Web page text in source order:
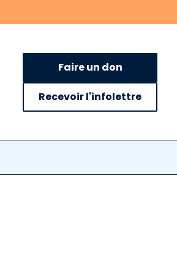
Faire un don
Recevoir l'infolettre